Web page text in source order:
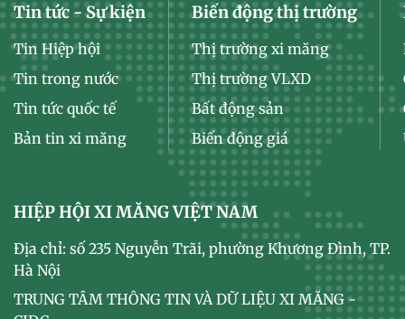
Tin tức - Sự kiện
Tin Hiệp hội
Tin trong nước
Tin tức quốc tế
Bản tin xi măng
Biến động thị trường
Thị trường xi măng
Thị trường VLXD
Bất động sản
Biến động giá
HIỆP HỘI XI MĂNG VIỆT NAM
Địa chỉ: số 235 Nguyễn Trãi, phường Khương Đình, TP.
Hà Nội
TRUNG TÂM THÔNG TIN VÀ DỮ LIỆU XI MĂNG -